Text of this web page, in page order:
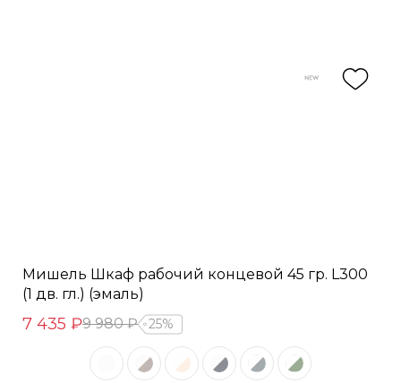
Мишель Шкаф рабочий концевой 45 гр. L300
(1 дв. гл.) (эмаль)
7 435 ₽9 980 ₽ 25%